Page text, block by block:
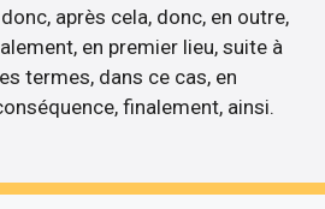
après cela, donc, en outre,
en premier lieu, suite à
termes, dans ce cas, en
finalement, ainsi.